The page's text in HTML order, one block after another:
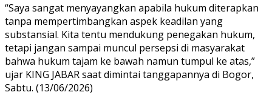
“Saya sangat menyayangkan apabila hukum diterapkan
tanpa mempertimbangkan aspek keadilan yang
substansial. Kita tentu mendukung penegakan hukum,
tetapi jangan sampai muncul persepsi di masyarakat
bahwa hukum tajam ke bawah namun tumpul ke atas,”
ujar KING JABAR saat dimintai tanggapannya di Bogor,
Sabtu. (13/06/2026)